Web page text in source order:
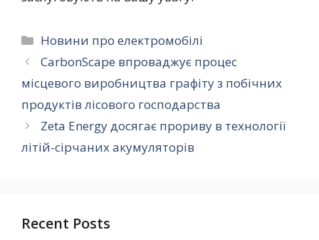
Категорії
Новини про електромобілі
CarbonScape впроваджує процес
місцевого виробництва графіту з побічних
продуктів лісового господарства
Zeta Energy досягає прориву в технології
літій-сірчаних акумуляторів
Recent Posts